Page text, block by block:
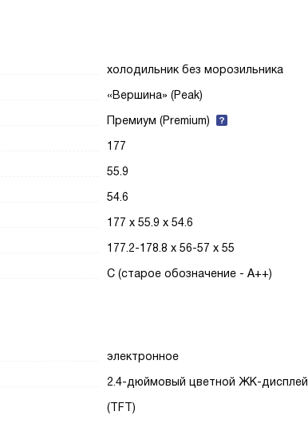
холодильник без морозильника
«Вершина» (Peak)
Премиум (Premium)
177
55.9
54.6
177 х 55.9 х 54.6
177.2-178.8 х 56-57 х 55
C (старое обозначение - A++)
электронное
2.4-дюймовый цветной ЖК-дисплей
(TFT)